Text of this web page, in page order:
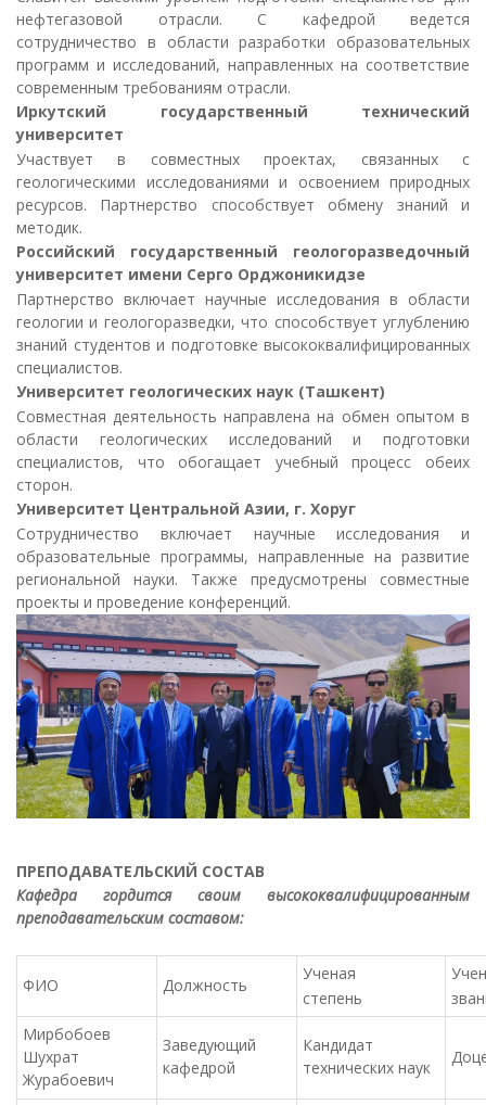
нефтегазовой отрасли. С кафедрой ведется
сотрудничество в области разработки образовательных
программ и исследований, направленных на соответствие
современным требованиям отрасли.
Иркутский государственный технический
университет
Участвует в совместных проектах, связанных с
геологическими исследованиями и освоением природных
ресурсов. Партнерство способствует обмену знаний и
методик.
Российский государственный геологоразведочный
университет имени Серго Орджоникидзе
Партнерство включает научные исследования в области
геологии и геологоразведки, что способствует углублению
знаний студентов и подготовке высококвалифицированных
специалистов.
Университет геологических наук (Ташкент)
Совместная деятельность направлена на обмен опытом в
области геологических исследований и подготовки
специалистов, что обогащает учебный процесс обеих
сторон.
Университет Центральной Азии, г. Хоруг
Сотрудничество включает научные исследования и
образовательные программы, направленные на развитие
региональной науки. Также предусмотрены совместные
проекты и проведение конференций.
ПРЕПОДАВАТЕЛЬСКИЙ СОСТАВ
Кафедра гордится своим высококвалифицированным
преподавательским составом:
ФИО Должность
Ученая
степень
Мирбобоев
Шухрат
Журабоевич
Заведующий
кафедрой
Кандидат
технических наук